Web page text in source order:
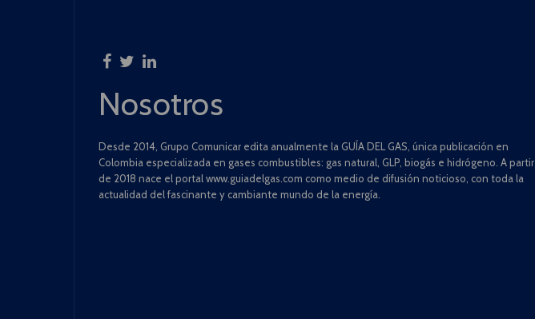
Nosotros
Desde 2014, Grupo Comunicar edita anualmente la GUÍA DEL GAS, única publicación en
Colombia especializada en gases combustibles: gas natural, GLP, biogás e hidrógeno. A partir
de 2018 nace el portal www.guiadelgas.com como medio de difusión noticioso, con toda la
actualidad del fascinante y cambiante mundo de la energía.